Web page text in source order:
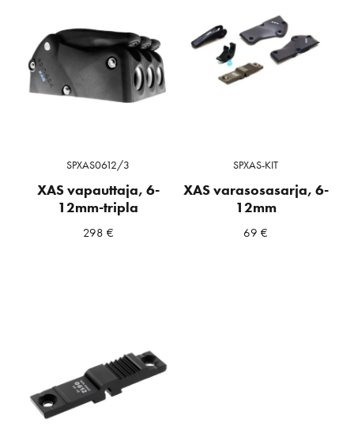
SPXAS0612/3
XAS vapauttaja, 6-
12mm-tripla
298 €
SPXAS-KIT
XAS varasosasarja, 6-
12mm
69€